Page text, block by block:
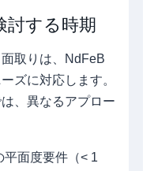
討する時期
取りは、NdFeB
ズに対応します。
、異なるアプロー
平面度要件（< 1